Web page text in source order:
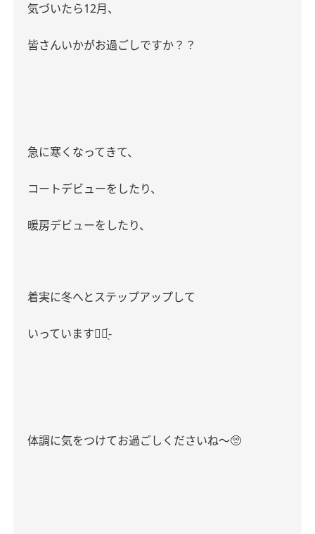
気づいたら12月、
皆さんいかがお過ごしですか？？
急に寒くなってきて、
コートデビューをしたり、
暖房デビューをしたり、
着実に冬へとステップアップして
いっています✊🏻-‬
体調に気をつけてお過ごしくださいね〜🥺